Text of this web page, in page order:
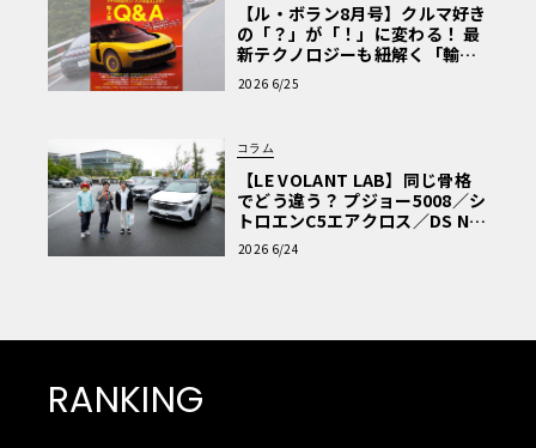
【ル・ボラン8月号】クルマ好き
の「？」が「！」に変わる！ 最
新テクノロジーも紐解く「輸入
車Q&A」
2026 6/25
コラム
【LE VOLANT LAB】同じ骨格
でどう違う？ プジョー5008／シ
トロエンC5エアクロス／DS Nº4
読者一気乗りレポート
2026 6/24
RANKING